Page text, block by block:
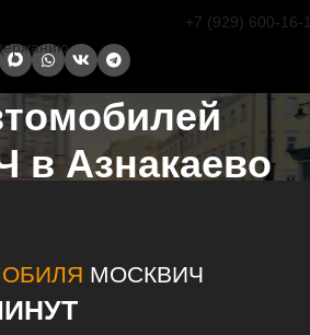
+7 (929) 600-16-
Азнакаево
МОСКВИЧ